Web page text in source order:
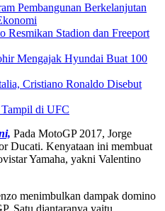
Pembangunan Berkelanjutan
Resmikan Stadion dan Freeport
Mengajak Hyundai Buat 100
Cristiano Ronaldo Disebut
di UFC
Pada MotoGP 2017, Jorge
Ducati. Kenyataan ini membuat
Yamaha, yakni Valentino
menimbulkan dampak domino
Satu diantaranya yaitu